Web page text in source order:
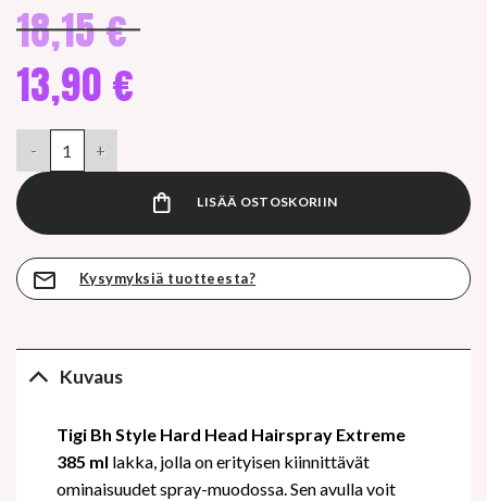
18,15€ hinta
13,90 €
hinta
on:
13,90 €.
LISÄÄ OSTOSKORIIN
Kysymyksiä tuotteesta?
Kuvaus
Tigi Bh Style Hard Head Hairspray Extreme
385 ml lakka, jolla on erityisen kiinnittävät
ominaisuudet spray-muodossa. Sen avulla voit